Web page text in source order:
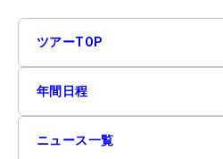
ツアーTOP
年間日程
ニュース一覧